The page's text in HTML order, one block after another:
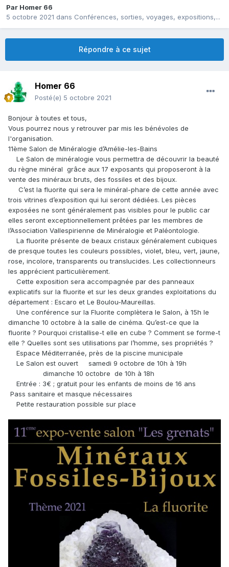
Par Homer 66
5 octobre 2021 dans Conférences, sorties, voyages, expositions,...
Répondre à ce sujet
Homer 66
Posté(e) 5 octobre 2021
Bonjour à toutes et tous,
Vous pourrez nous y retrouver par mis les bénévoles de
l'organisation.
11ème Salon de Minéralogie d’Amélie-les-Bains
Le Salon de minéralogie vous permettra de découvrir la beauté
du règne minéral grâce aux 17 exposants qui proposeront à la
vente des minéraux bruts, des fossiles et des bijoux.
C’est la fluorite qui sera le minéral-phare de cette année avec
trois vitrines d’exposition qui lui seront dédiées. Les pièces
exposées ne sont généralement pas visibles pour le public car
elles seront exceptionnellement prêtées par les membres de
l’Association Vallespirienne de Minéralogie et Paléontologie.
La fluorite présente de beaux cristaux généralement cubiques
de presque toutes les couleurs possibles, violet, bleu, vert, jaune,
rose, incolore, transparents ou translucides. Les collectionneurs
les apprécient particulièrement.
Cette exposition sera accompagnée par des panneaux
explicatifs sur la fluorite et sur les deux grandes exploitations du
département : Escaro et Le Boulou-Maureillas.
Une conférence sur la Fluorite complètera le Salon, à 15h le
dimanche 10 octobre à la salle de cinéma. Qu’est-ce que la
fluorite ? Pourquoi cristallise-t elle en cube ? Comment se forme-t
elle ? Quelles sont ses utilisations par l’homme, ses propriétés ?
Espace Méditerranée, près de la piscine municipale
Le Salon est ouvert samedi 9 octobre de 10h à 19h
dimanche 10 octobre de 10h à 18h
Entrée : 3€ ; gratuit pour les enfants de moins de 16 ans
Pass sanitaire et masque nécessaires
Petite restauration possible sur place